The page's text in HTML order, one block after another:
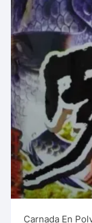
Carnada En